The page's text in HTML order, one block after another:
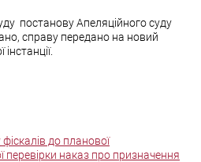
постанову Апеляційного суду
справу передано на новий
до планової
перевірки наказ про призначення